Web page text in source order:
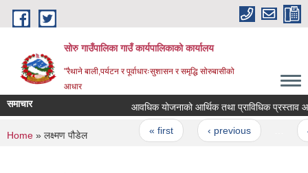
Skip to main content
सोरु गाउँपालिका गाउँ कार्यपालिकाको कार्यालय
"रैथाने बाली,पर्यटन र पूर्वाधारःसुशासन र समृद्धि सोरुबासीको
आधार
समाचार आवधिक योजनाको आर्थिक तथा प्राविधिक प्रस्ताव
Pages
« first ‹ previous
You are here
Home » लक्ष्मण पौडेल